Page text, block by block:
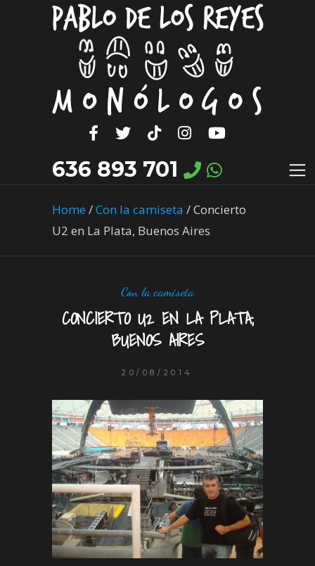
636 893 701
Home/Con la camiseta /Concierto
U2 en La Plata, Buenos Aires
Con la camiseta
CONCIERTO U2 EN LA PLATA,
BUENOS AIRES
20/08/2014